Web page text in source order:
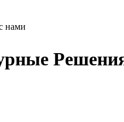
нами